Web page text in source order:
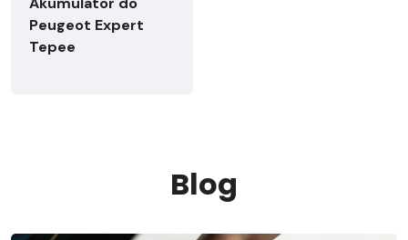
Peugeot Expert
Tepee
Blog